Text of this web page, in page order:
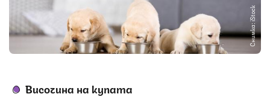
Снимка: iStock
Височина на купата